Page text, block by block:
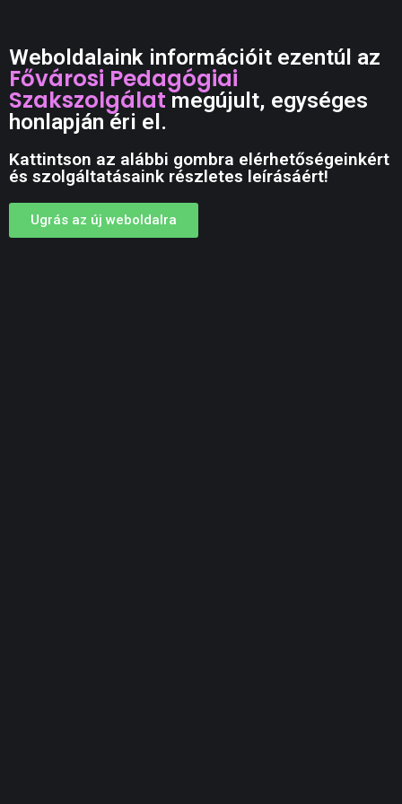
Weboldalaink információit ezentúl az
Fővárosi Pedagógiai
Szakszolgálatmegújult, egységes
honlapján éri el.
Kattintson az alábbi gombra elérhetőségeinkért
és szolgáltatásaink részletes leírásáért!
Ugrás az új weboldalra